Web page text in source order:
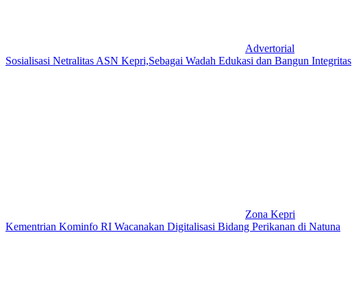
Advertorial
Sosialisasi Netralitas ASN Kepri,Sebagai Wadah Edukasi dan Bangun Integritas
Zona Kepri
Kementrian Kominfo RI Wacanakan Digitalisasi Bidang Perikanan di Natuna